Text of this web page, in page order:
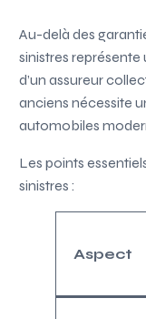
Au-delà des
sinistres
d’un assureur
anciens nécessite
automobiles
Les points
sinistres :
Aspect